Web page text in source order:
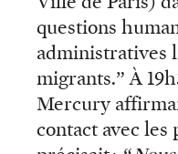
questions
administratives
migrants.” À
Mercury
contact avec